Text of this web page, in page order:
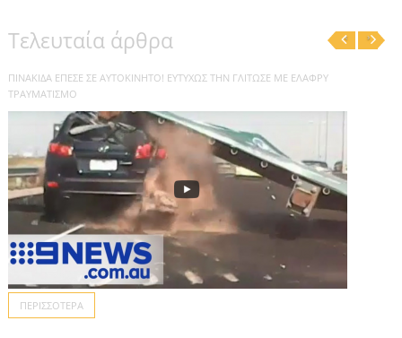
Τελευταία άρθρα ‹ ›
ΤΟ VIPER ΤΩΝ 1200 ΊΠΠΩΝ, ΓΝΩΣΤΌ ΩΣ "WHITE SNAKE" ΈΓΙΝΕ ΠΥΡΟΤΈΧΝΗΜΑ...
ΠΕΡΙΣΣΌΤΕΡΑ